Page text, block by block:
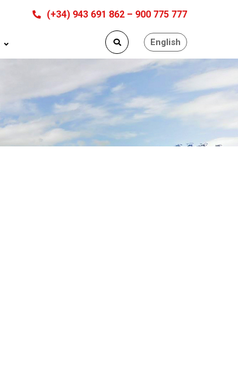
(+34) 943 691 862 – 900 775 777
English